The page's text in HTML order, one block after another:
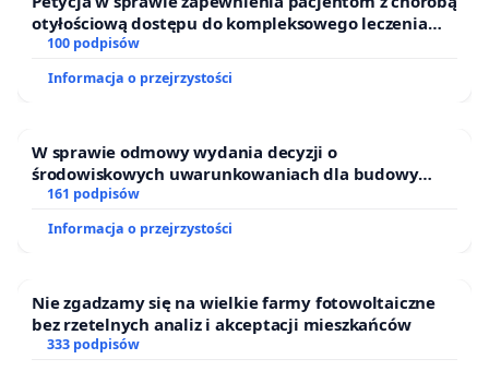
otyłościową dostępu do kompleksowego leczenia
oraz programów profilaktycznych.
100 podpisów
Informacja o przejrzystości
W sprawie odmowy wydania decyzji o
środowiskowych uwarunkowaniach dla budowy
zakładu wytwarzania biometanu „Krynki” w
Puszczy Knyszyńskiej
161 podpisów
Informacja o przejrzystości
Nie zgadzamy się na wielkie farmy fotowoltaiczne
bez rzetelnych analiz i akceptacji mieszkańców
333 podpisów